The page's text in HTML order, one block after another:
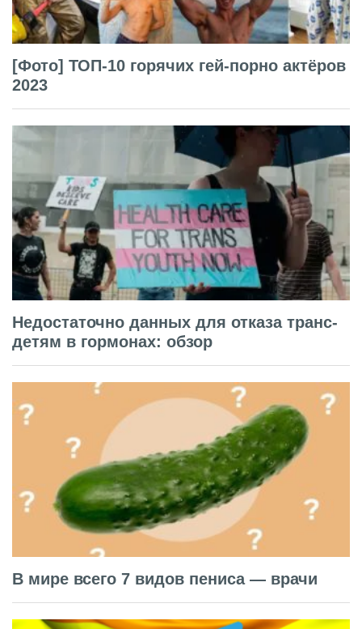
[Фото] ТОП-10 горячих гей-порно актёров
2023
Недостаточно данных для отказа транс-
детям в гормонах: обзор
В мире всего 7 видов пениса — врачи